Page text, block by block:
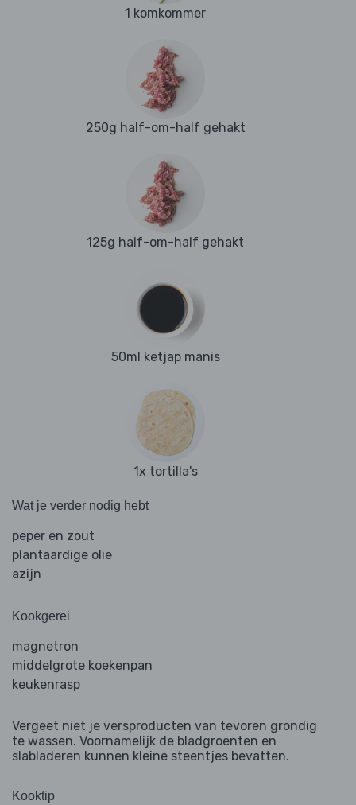
1 komkommer
250g half-om-half gehakt
125g half-om-half gehakt
50ml ketjap manis
1x tortilla's
Wat je verder nodig hebt
peper en zout
plantaardige olie
azijn
Kookgerei
magnetron
middelgrote koekenpan
keukenrasp
Vergeet niet je versproducten van tevoren grondig
te wassen. Voornamelijk de bladgroenten en
slabladeren kunnen kleine steentjes bevatten.
Kooktip